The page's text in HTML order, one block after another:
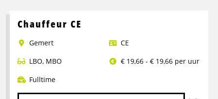
Chauffeur CE
Gemert
CE
LBO, MBO
€ 19,66 - € 19,66 per uur
Fulltime